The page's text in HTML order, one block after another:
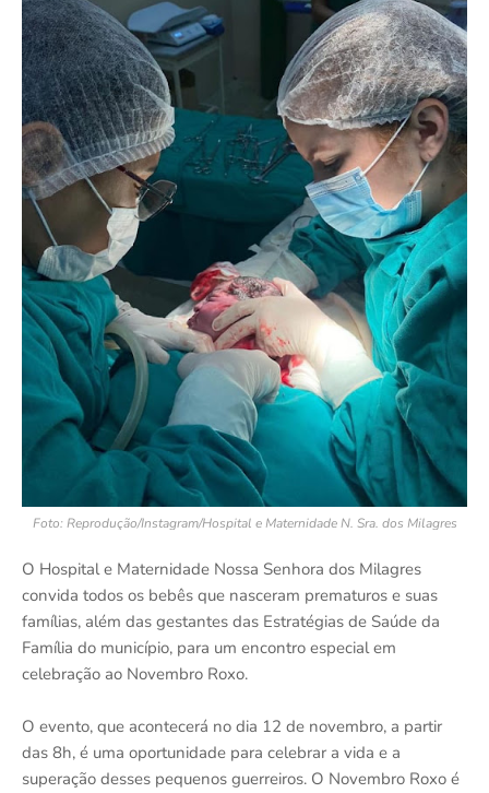
Foto: Reprodução/Instagram/Hospital e Maternidade N. Sra. dos Milagres
O Hospital e Maternidade Nossa Senhora dos Milagres
convida todos os bebês que nasceram prematuros e suas
famílias, além das gestantes das Estratégias de Saúde da
Família do município, para um encontro especial em
celebração ao Novembro Roxo.
O evento, que acontecerá no dia 12 de novembro, a partir
das 8h, é uma oportunidade para celebrar a vida e a
superação desses pequenos guerreiros. O Novembro Roxo é